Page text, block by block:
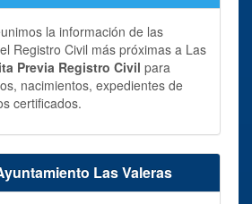
la información de las
Registro Civil más próximas a Las
Previa Registro Civil para
nacimientos, expedientes de
certificados.
Las Valeras